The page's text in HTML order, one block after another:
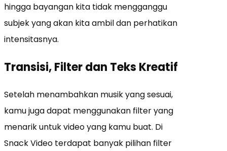
hingga bayangan kita tidak mengganggu
subjek yang akan kita ambil dan perhatikan
intensitasnya.
Transisi, Filter dan Teks Kreatif
Setelah menambahkan musik yang sesuai,
kamu juga dapat menggunakan filter yang
menarik untuk video yang kamu buat. Di
Snack Video terdapat banyak pilihan filter